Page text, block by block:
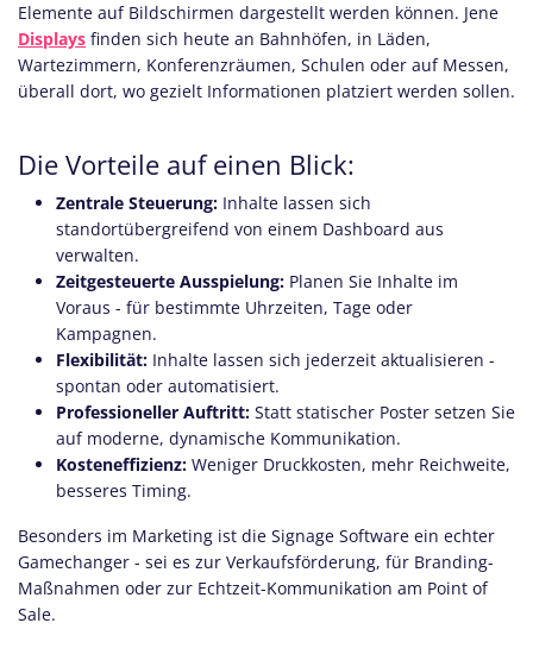
Elemente auf Bildschirmen dargestellt werden können. Jene
Displays finden sich heute an Bahnhöfen, in Läden,
Wartezimmern, Konferenzräumen, Schulen oder auf Messen,
überall dort, wo gezielt Informationen platziert werden sollen.
Die Vorteile auf einen Blick:
Zentrale Steuerung: Inhalte lassen sich
standortübergreifend von einem Dashboard aus
verwalten.
Zeitgesteuerte Ausspielung: Planen Sie Inhalte im
Voraus - für bestimmte Uhrzeiten, Tage oder
Kampagnen.
Flexibilität: Inhalte lassen sich jederzeit aktualisieren -
spontan oder automatisiert.
Professioneller Auftritt: Statt statischer Poster setzen Sie
auf moderne, dynamische Kommunikation.
Kosteneffizienz: Weniger Druckkosten, mehr Reichweite,
besseres Timing.
Besonders im Marketing ist die Signage Software ein echter
Gamechanger - sei es zur Verkaufsförderung, für Branding-
Maßnahmen oder zur Echtzeit-Kommunikation am Point of
Sale.